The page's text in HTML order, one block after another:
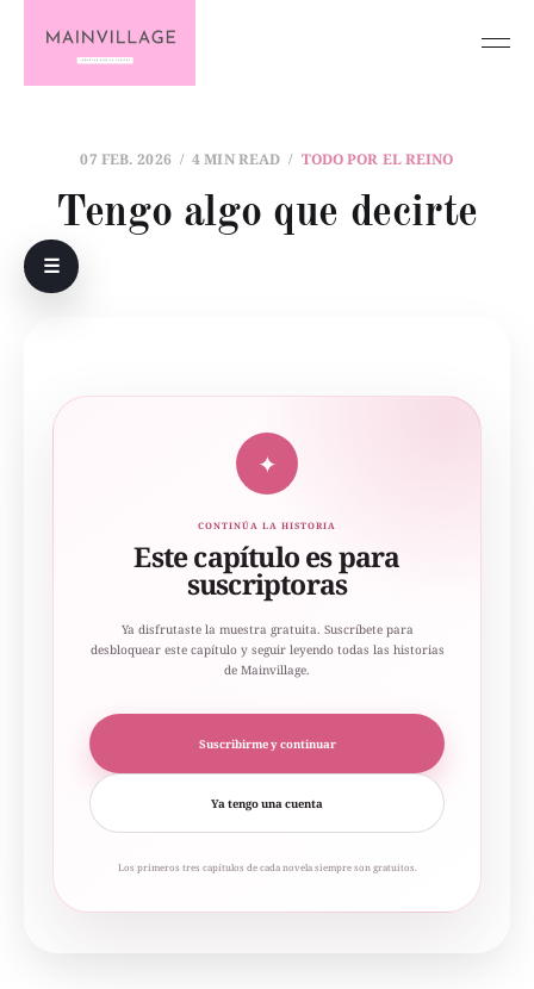
07 FEB. 2026 4 MIN READ TODO POR EL REINO
Tengo algo que decirte
☰
✦
CONTINÚA LA HISTORIA
Este capítulo es para
suscriptoras
Ya disfrutaste la muestra gratuita. Suscríbete para
desbloquear este capítulo y seguir leyendo todas las historias
de Mainvillage.
Suscribirme y continuar
Ya tengo una cuenta
Los primeros tres capítulos de cada novela siempre son gratuitos.